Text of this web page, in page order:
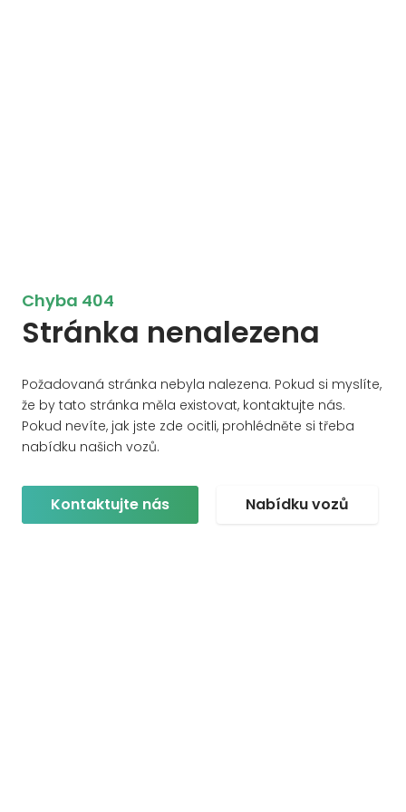
Chyba 404
Stránka nenalezena
Požadovaná stránka nebyla nalezena. Pokud si myslíte,
že by tato stránka měla existovat, kontaktujte nás.
Pokud nevíte, jak jste zde ocitli, prohlédněte si třeba
nabídku našich vozů.
Kontaktujte nás Nabídku vozů